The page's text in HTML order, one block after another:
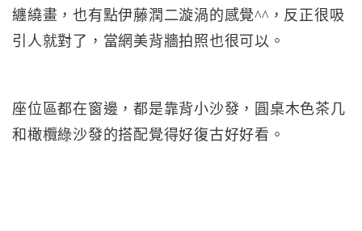
纏繞畫，也有點伊藤潤二漩渦的感覺^^，反正很吸
引人就對了，當網美背牆拍照也很可以。
座位區都在窗邊，都是靠背小沙發，圓桌木色茶几
和橄欖綠沙發的搭配覺得好復古好好看。